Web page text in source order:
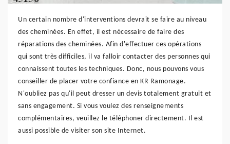
Un certain nombre d'interventions devrait se faire au niveau
des cheminées. En effet, il est nécessaire de faire des
réparations des cheminées. Afin d'effectuer ces opérations
qui sont très difficiles, il va falloir contacter des personnes qui
connaissent toutes les techniques. Donc, nous pouvons vous
conseiller de placer votre confiance en KR Ramonage.
N'oubliez pas qu'il peut dresser un devis totalement gratuit et
sans engagement. Si vous voulez des renseignements
complémentaires, veuillez le téléphoner directement. Il est
aussi possible de visiter son site Internet.